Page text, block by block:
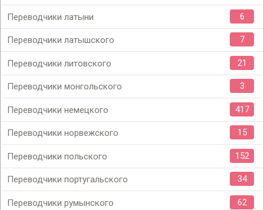
Переводчики латыни 6
Переводчики латышского 7
Переводчики литовского 21
Переводчики монгольского 3
Переводчики немецкого 417
Переводчики норвежского 15
Переводчики польского 152
Переводчики португальского 34
Переводчики румынского 62